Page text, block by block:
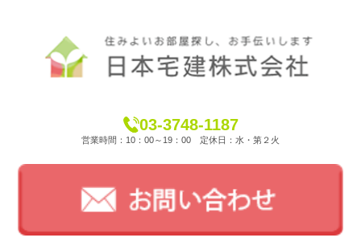
03-3748-1187
営業時間：10：00～19：00 定休日：水・第２火